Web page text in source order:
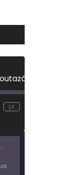
1X
Az UNICEF Magyarország jótékonysági kezdeményezése izgalmas, egész éves világkörüli ízutazásra hív, igazi családi program és gasztroedukáció, illetve segítség a rászorulóknak is egyben.